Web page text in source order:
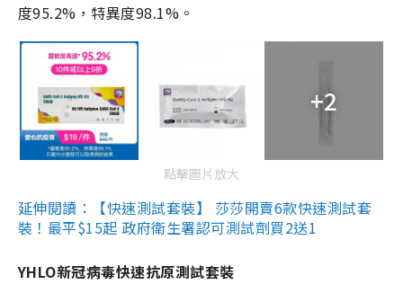
度95.2%，特異度98.1%。
+2
點擊圖片放大
延伸閱讀：【快速測試套裝】 莎莎開賣6款快速測試套
裝！最平$15起 政府衛生署認可測試劑買2送1
YHLO新冠病毒快速抗原測試套裝